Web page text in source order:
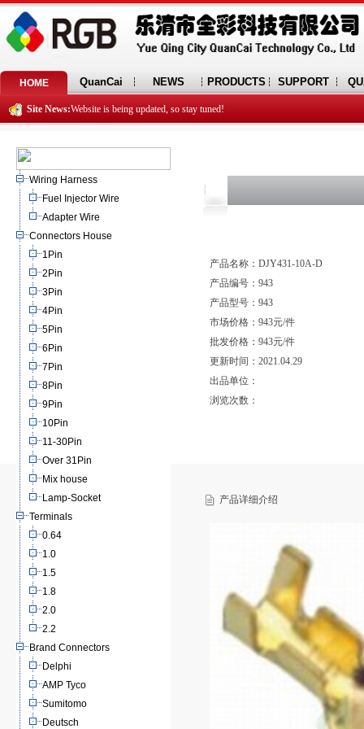
HOME QuanCai NEWS PRODUCTS SUPPORT
Site News:Website is being updated, so stay tuned!
Wiring Harness
Fuel Injector Wire
Adapter Wire
Connectors House
1Pin
2Pin
3Pin
4Pin
5Pin
6Pin
7Pin
8Pin
9Pin
10Pin
11-30Pin
Over 31Pin
Mix house
Lamp-Socket
Terminals
0.64
1.0
1.5
1.8
2.0
2.2
Brand Connectors
Delphi
AMP Tyco
Sumitomo
Deutsch
产品名称：DJY431-10A-D
产品编号：943
产品型号：943
市场价格：943元/件
批发价格：943元/件
更新时间：2021.04.29
出品单位：
浏览次数：
产品详细介绍